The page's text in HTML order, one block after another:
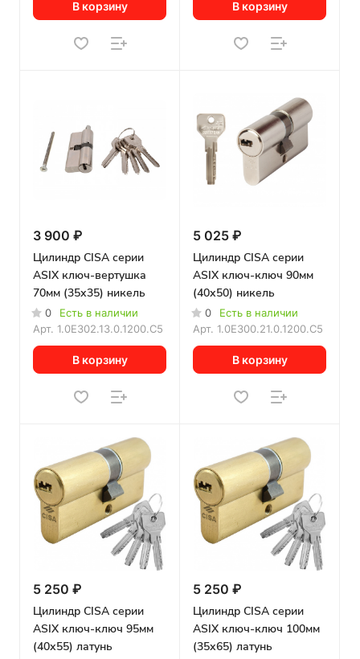
В корзину В корзину
3 900 ₽
Цилиндр CISA серии
ASIX ключ-вертушка
70мм (35х35) никель
0
Есть в наличии
Арт. 1.0E302.13.0.1200.C5
В корзину
5 025 ₽
Цилиндр CISA серии
ASIX ключ-ключ 90мм
(40х50) никель
0
Есть в наличии
Арт. 1.0E300.21.0.1200.C5
В корзину
5 250 ₽
Цилиндр CISA серии
ASIX ключ-ключ 95мм
(40х55) латунь
5 250 ₽
Цилиндр CISA серии
ASIX ключ-ключ 100мм
(35х65) латунь